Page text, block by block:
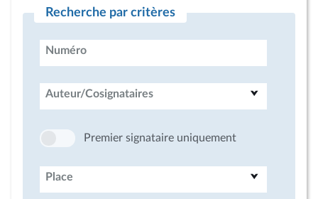
Recherche par critères
Numéro
Auteur/Cosignataires
Premier signataire uniquement
Place